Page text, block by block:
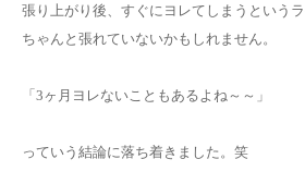
張り上がり後、すぐにヨレてしまうという
ちゃんと張れていないかもしれません。
「3ヶ月ヨレないこともあるよね～～」
っていう結論に落ち着きました。笑